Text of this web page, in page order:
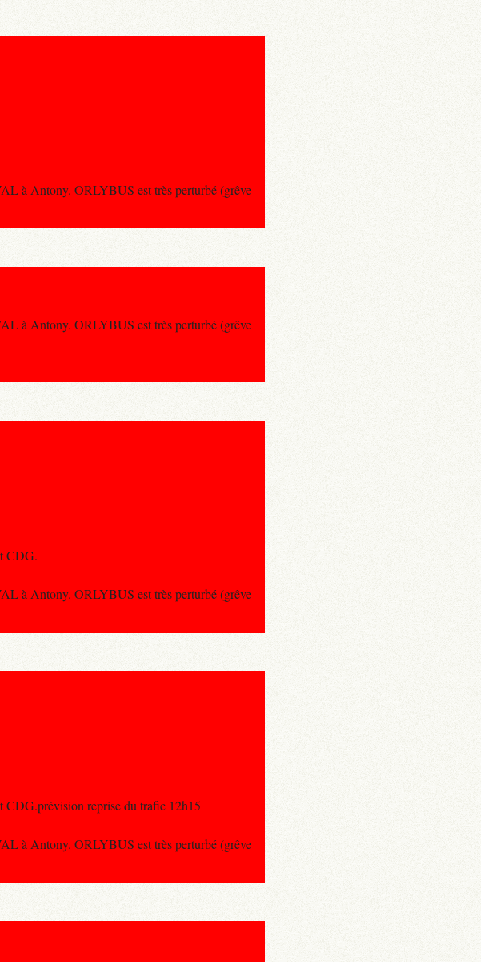
à Antony. ORLYBUS est très perturbé (grêve
à Antony. ORLYBUS est très perturbé (grêve
CDG.
à Antony. ORLYBUS est très perturbé (grêve
reprise du trafic 12h15
à Antony. ORLYBUS est très perturbé (grêve